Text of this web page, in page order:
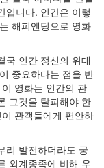
입니다. 인간은 이렇
해피엔딩으로 영화
국 인간 정신의 위대
중요하다는 점을 반
영화는 인간의 관
그것을 탈피해야 한
관객들에게 편안하
리 발전하더라도 궁
외계종족에 비해 우